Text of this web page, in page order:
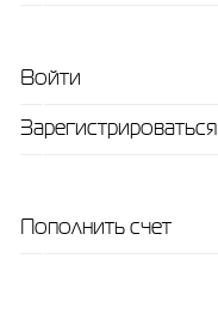
Войти
Зарегистрироваться
Пополнить счет